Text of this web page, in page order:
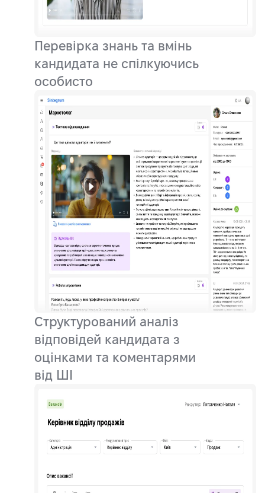
Перевірка знань та вмінь
кандидата не спілкуючись
особисто
Структурований аналіз
відповідей кандидата з
оцінками та коментарями
від ШІ